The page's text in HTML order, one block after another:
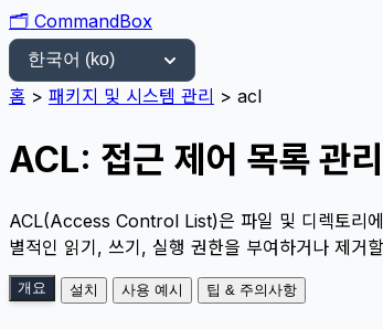
🗂️ CommandBox
홈 > 패키지 및 시스템 관리 > acl
ACL: 접근 제어 목록 관리
ACL(Access Control List)은 파일 및 디렉토리에
별적인 읽기, 쓰기, 실행 권한을 부여하거나 제거
개요 설치 사용 예시 팁 & 주의사항